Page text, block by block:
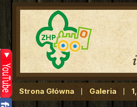
Strona Główna Galeria